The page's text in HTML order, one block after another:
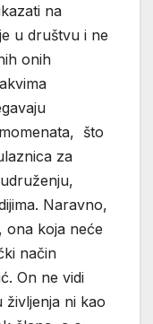
na
u društvu i ne
onih
što
za
Naravno,
ona koja neće
način
On ne vidi
ni kao